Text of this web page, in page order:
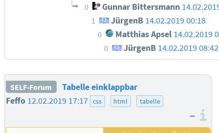
0 Gunnar Bittersmann
1 JürgenB 14.02.2019 00:18
0 Matthias Apsel 14.02.2019
0 JürgenB 14.02.2019 08:42
SELF-Forum
Tabelle einklappbar
Feffo 12.02.2019 17:17 css html tabelle
–